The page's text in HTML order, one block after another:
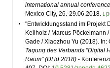
international annual
Mexico City, 26.-29.06.2018. ⭳
"Entwicklungsstand im Projekt
Keilholz / Marcus Pöckelmann
Gade / Xiaozhou Yu (2018).
Tagung des Verbands "Digital
Raum" (DHd 2018) -